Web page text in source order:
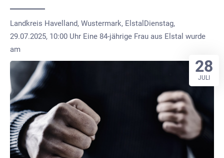
Landkreis Havelland, Wustermark, ElstalDienstag,
29.07.2025, 10:00 Uhr Eine 84-jährige Frau aus Elstal wurde
am
28
JULI